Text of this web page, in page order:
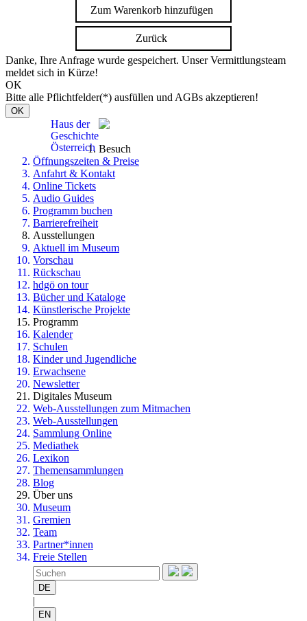
Zum Warenkorb hinzufügen
Zurück
Danke, Ihre Anfrage wurde gespeichert. Unser Vermittlungsteam
meldet sich in Kürze!
OK
Bitte alle Pflichtfelder(*) ausfüllen und AGBs akzeptieren!
OK
Haus der
Geschichte
Österreich Besuch
Öffnungszeiten & Preise
Anfahrt & Kontakt
Online Tickets
Audio Guides
Programm buchen
Barrierefreiheit
Ausstellungen
Aktuell im Museum
Vorschau
Rückschau
hdgö on tour
Bücher und Kataloge
Künstlerische Projekte
Programm
Kalender
Schulen
Kinder und Jugendliche
Erwachsene
Newsletter
Digitales Museum
Web-Ausstellungen zum Mitmachen
Web-Ausstellungen
Sammlung Online
Mediathek
Lexikon
Themensammlungen
Blog
Über uns
Museum
Gremien
Team
Partner*innen
Freie Stellen
DE
|
EN